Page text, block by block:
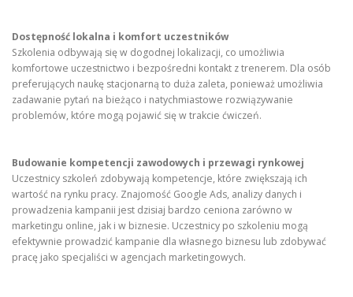
Dostępność lokalna i komfort uczestników
Szkolenia odbywają się w dogodnej lokalizacji, co umożliwia
komfortowe uczestnictwo i bezpośredni kontakt z trenerem. Dla osób
preferujących naukę stacjonarną to duża zaleta, ponieważ umożliwia
zadawanie pytań na bieżąco i natychmiastowe rozwiązywanie
problemów, które mogą pojawić się w trakcie ćwiczeń.
Budowanie kompetencji zawodowych i przewagi rynkowej
Uczestnicy szkoleń zdobywają kompetencje, które zwiększają ich
wartość na rynku pracy. Znajomość Google Ads, analizy danych i
prowadzenia kampanii jest dzisiaj bardzo ceniona zarówno w
marketingu online, jak i w biznesie. Uczestnicy po szkoleniu mogą
efektywnie prowadzić kampanie dla własnego biznesu lub zdobywać
pracę jako specjaliści w agencjach marketingowych.